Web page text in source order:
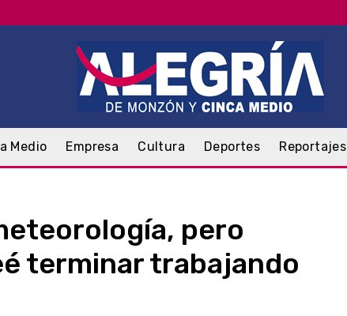
Medio Empresa Cultura Deportes Reportajes
pero
terminar trabajando